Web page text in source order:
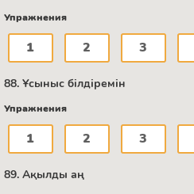
Упражнения
1 2 3
88. Ұсыныс білдіремін
Упражнения
1 2 3
89. Ақылды аң